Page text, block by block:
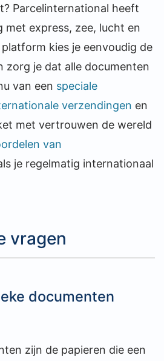
Parcelinternational heeft
met express, zee, lucht en
kies je eenvoudig de
zorg je dat alle documenten
van een speciale
verzendingen en
met vertrouwen de wereld
van
je regelmatig internationaal
vragen
documenten
zijn de papieren die een